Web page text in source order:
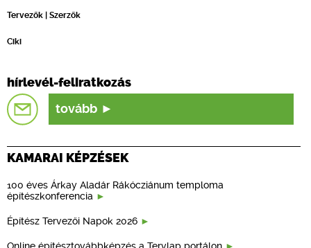
Tervezők | Szerzők
Ciki
hírlevél-feliratkozás
tovább
KAMARAI KÉPZÉSEK
100 éves Árkay Aladár Rákócziánum temploma
építészkonferencia
Építész Tervezői Napok 2026
Online építésztovábbképzés a Tervlap portálon